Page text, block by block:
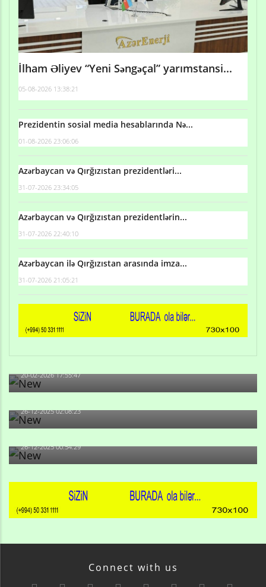
İlham Əliyev “Yeni Səngəçal” yarımstansi...
05-08-2026 13:38:21
Prezidentin sosial media hesablarında Nə...
01-08-2026 23:06:06
Azərbaycan və Qırğızıstan prezidentləri...
31-07-2026 23:34:05
Azərbaycan və Qırğızıstan prezidentlərin...
31-07-2026 22:40:10
Azərbaycan ilə Qırğızıstan arasında imza...
31-07-2026 21:05:21
Qulu Məhərrəmli: Sosial şəbəkələrdə söyüş niyə artıb?
20-02-2026 17:55:47
Məni bura NAZİR GÖNDƏRİB - 1937-ci ildən fəaliyyətdə
olan və...
26-12-2025 02:08:23
-Ay qız, sən məhkəməni udmayacaqsan... Sən bilirsən
də, məni...
26-12-2025 00:54:29
Connect with us